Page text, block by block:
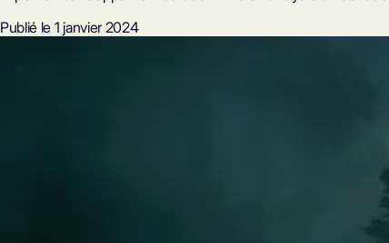
Publié le 1 janvier 2024